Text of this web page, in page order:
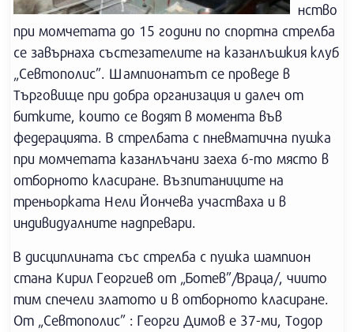
нство
при момчетата до 15 години по спортна стрелба
се завърнаха състезателите на казанлъшкия клуб
„Севтополис”. Шампионатът се проведе в
Търговище при добра организация и далеч от
битките, които се водят в момента във
федерацията. В стрелбата с пневматична пушка
при момчетата казанлъчани заеха 6-то място в
отборното класиране. Възпитаниците на
треньорката Нели Йончева участваха и в
индивидуалните надпревари.
В дисциплината със стрелба с пушка шампион
стана Кирил Георгиев от „Ботев”/Враца/, чиито
тим спечели златото и в отборното класиране.
От „Севтополис” : Георги Димов е 37-ми, Тодор